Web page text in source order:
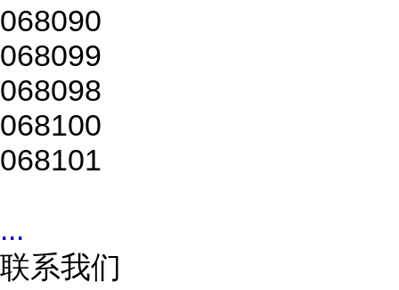
068090
068099
068098
068100
068101
...
联系我们